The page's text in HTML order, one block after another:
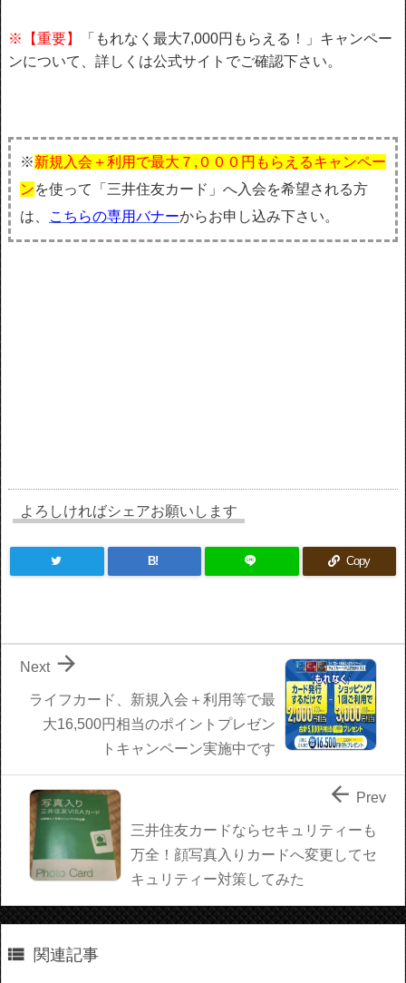
※【重要】
「もれなく最大7,000円もらえる！」キャンペー
ンについて、詳しくは公式サイトでご確認下さい。
※新規入会＋利用で最大７,０００円もらえるキャンペー
ンを使って「三井住友カード」へ入会を希望される方
は、
こちらの専用バナーからお申し込み下さい。
よろしければシェアお願いします
B! Copy
ライフカード、新規入会＋利用等で最
大16,500円相当のポイントプレゼン
トキャンペーン実施中です

Next
三井住友カードならセキュリティーも
万全！顔写真入りカードへ変更してセ
キュリティー対策してみた
 Prev
 関連記事